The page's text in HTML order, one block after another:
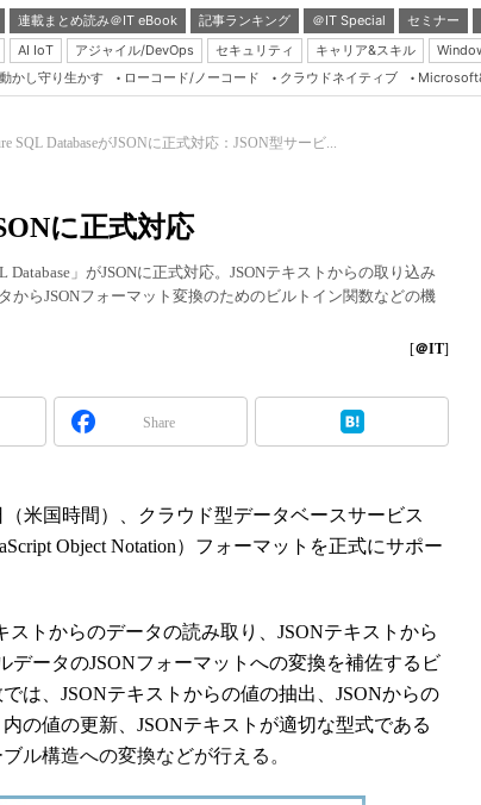
連載まとめ読み＠IT eBook 記事ランキング ＠IT Special セミナー
AI IoT アジャイル/DevOps セキュリティ キャリア&スキル
Server &
Database
Master of
Security &
ブログ
かし守り生かす ローコード/ノーコード クラウドネイティブ
SQL DatabaseがJSONに正式対応：JSON型サービ...
に正式対応
」がJSONに正式対応。JSONテキストからの取り込み
からJSONフォーマット変換のためのビルトイン関数などの機
[＠IT]
Share
米国時間）、クラウド型データベースサービス
Object Notation）フォーマットを正式にサポー
ストからのデータの読み取り、JSONテキストから
データのJSONフォーマットへの変換を補佐するビ
は、JSONテキストからの値の抽出、JSONからの
の値の更新、JSONテキストが適切な型式である
ル構造への変換などが行える。